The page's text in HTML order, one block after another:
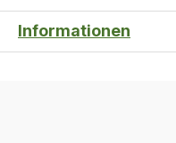
Informationen